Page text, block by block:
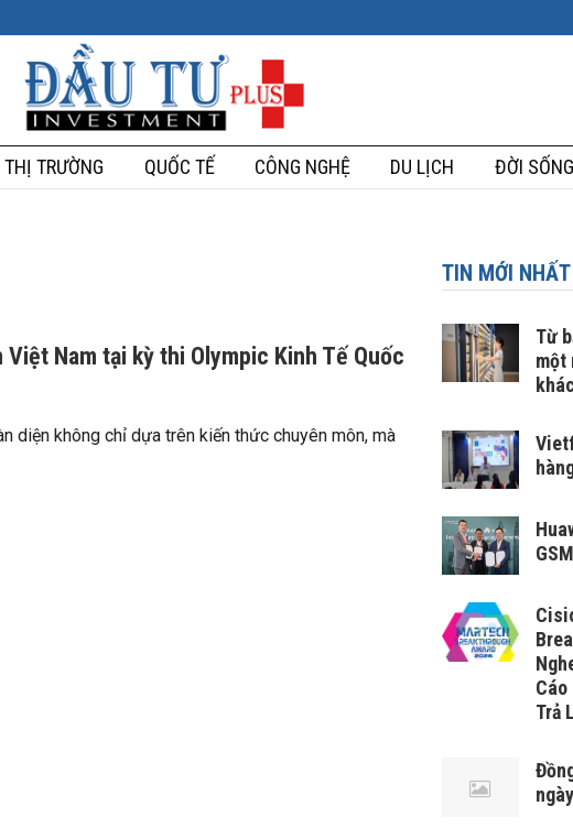
THỊ TRƯỜNG QUỐC TẾ CÔNG NGHỆ DU LỊCH ĐỜI SỐNG
Việt Nam tại kỳ thi Olympic Kinh Tế Quốc
diện không chỉ dựa trên kiến thức chuyên môn, mà
TIN MỚI NHẤT
Từ
một
Cáo
Trả